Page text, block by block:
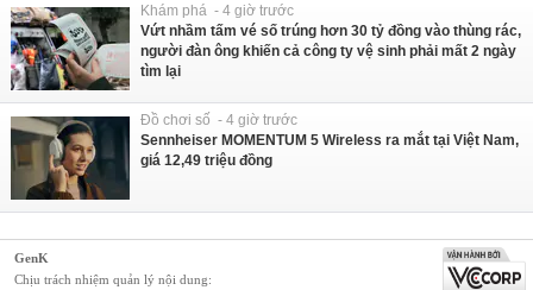
Khám phá - 4 giờ trước
Vứt nhầm tấm vé số trúng hơn 30 tỷ đồng vào thùng rác,
người đàn ông khiến cả công ty vệ sinh phải mất 2 ngày
tìm lại
Đồ chơi số - 4 giờ trước
Sennheiser MOMENTUM 5 Wireless ra mắt tại Việt Nam,
giá 12,49 triệu đồng
GenK
Chịu trách nhiệm quản lý nội dung: